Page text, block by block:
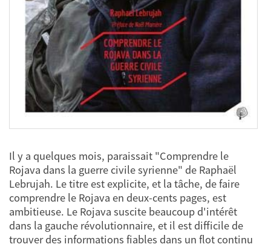
Il y a quelques mois, paraissait "Comprendre le
Rojava dans la guerre civile syrienne" de Raphaël
Lebrujah. Le titre est explicite, et la tâche, de faire
comprendre le Rojava en deux-cents pages, est
ambitieuse. Le Rojava suscite beaucoup d'intérêt
dans la gauche révolutionnaire, et il est difficile de
trouver des informations fiables dans un flot continu